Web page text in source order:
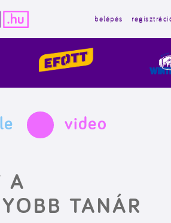
belépés
video
A
TANÁR